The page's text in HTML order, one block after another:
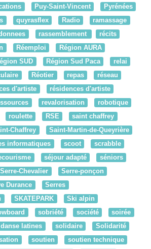
Puy-Saint-Vincent
Pyrénées
quyrasflex Radio
ramassage
rassemblement
récits
Réemploi
Région AURA
SUD Région Sud Paca
relai
Réotier repas
réseau
d'artiste
résidences d'artiste
revalorisation
robotique
roulette RSE
saint chaffrey
Chaffrey
Saint-Martin-de-Queyrière
informatiques scoot
scrabble
séjour adapté
séniors
Serre-Chevalier
Serre-ponçon
Durance
Serres
SKATEPARK
Ski alpin
sobriété société
soirée
latines solidaire
Solidarité
soutien
soutien technique